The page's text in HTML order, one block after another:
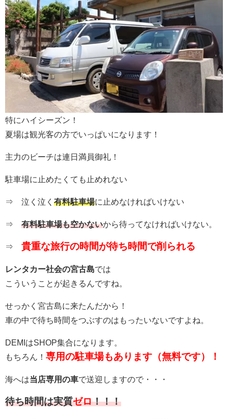
特にハイシーズン！
夏場は観光客の方でいっぱいになります！
主力のビーチは連日満員御礼！
駐車場に止めたくても止めれない
⇒ 泣く泣く 有料駐車場に止めなければいけない
⇒ 有料駐車場も空かないから待ってなければいけない。
⇒ 貴重な旅行の時間が待ち時間で削られる
レンタカー社会の宮古島では
こういうことが起きるんですね。
せっかく宮古島に来たんだから！
車の中で待ち時間をつぶすのはもったいないですよね。
DEMIはSHOP集合になります。
もちろん！ 専用の駐車場もあります（無料です）！
海へは当店専用の車で送迎しますので・・・
待ち時間は実質ゼロ！！！